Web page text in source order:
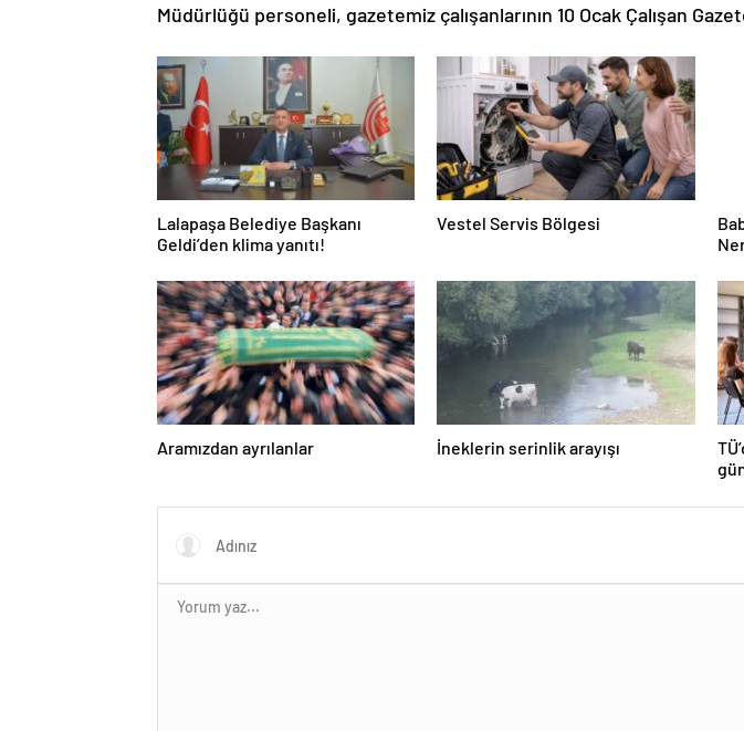
Müdürlüğü personeli, gazetemiz çalışanlarının 10 Ocak Çalışan
Lalapaşa Belediye Başkanı
Geldi’den klima yanıtı!
Vestel Servis Bölgesi
Aramızdan ayrılanlar İneklerin serinlik arayışı